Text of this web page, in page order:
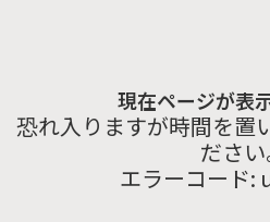
現在ページが表
恐れ入りますが時間を置
ださい
エラーコード: